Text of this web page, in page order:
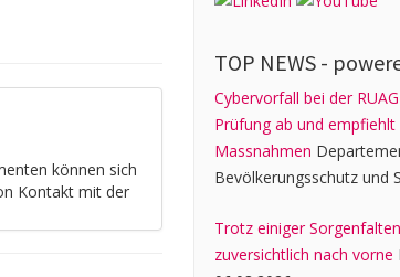
können sich
Kontakt mit der
TOP NEWS -
Cybervorfall bei der
Prüfung ab und
Massnahmen
Bevölkerungsschutz und
Trotz einiger
zuversichtlich nach vorne